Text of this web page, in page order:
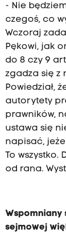
- Nie
czegoś, co
Wczoraj
Pękowi, jak
do 8 czy 9
zgadza się z
Powiedział,
autorytety
prawników,
ustawa się
napisać,
To wszystko.
od rana.
Wspomniany
sejmowej